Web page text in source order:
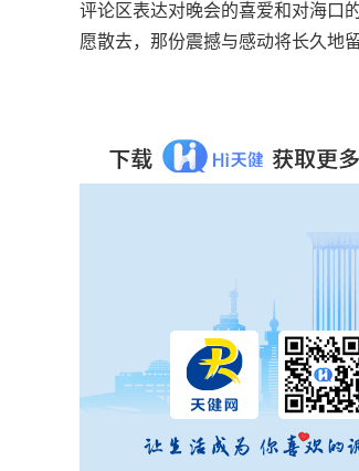
评论区表达对晚会的喜爱和对海口
愿散去，那份震撼与感动将长久地